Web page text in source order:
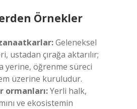
Örnekler
Geleneksel
ustadan çırağa aktarılır;
yerine, öğrenme süreci
üzerine kuruludur.
ormanları:Yerli halk,
ve ekosistemin